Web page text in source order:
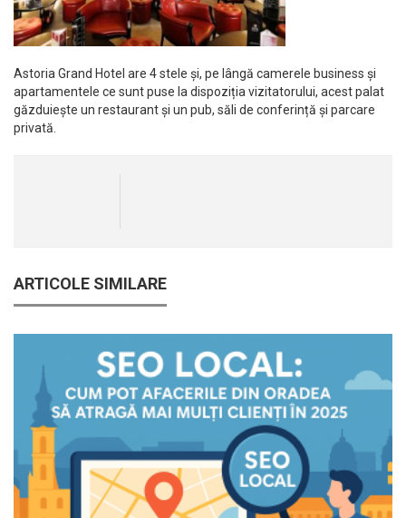
Astoria Grand Hotel are 4 stele și, pe lângă camerele business și
apartamentele ce sunt puse la dispoziția vizitatorului, acest palat
găzduiește un restaurant și un pub, săli de conferință și parcare
privată.
ARTICOLE SIMILARE